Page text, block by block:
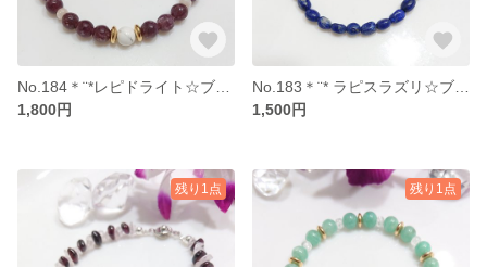
1,800円
1,500円
残り1点 残り1点